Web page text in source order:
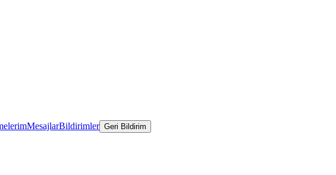
MesajlarBildirimler Geri Bildirim